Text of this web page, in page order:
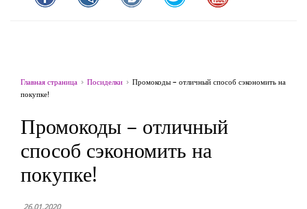
Главная страница Посиделки
Промокоды – отличный способ сэкономить на
покупке!
Промокоды – отличный
способ сэкономить на
покупке!
26.01.2020